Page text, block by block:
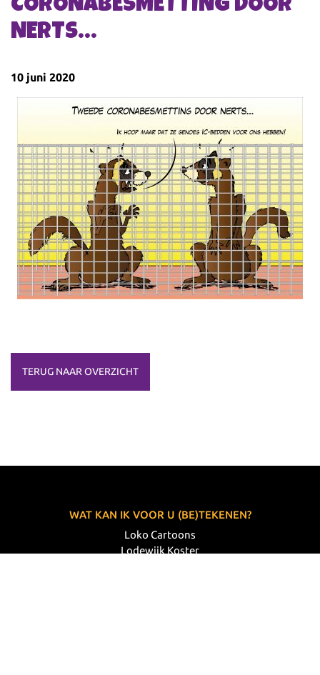
CORONABESMETTING DOOR
NERTS…
10 juni 2020
TERUG NAAR OVERZICHT
WAT KAN IK VOOR U (BE)TEKENEN?
Loko Cartoons
Lodewijk Koster